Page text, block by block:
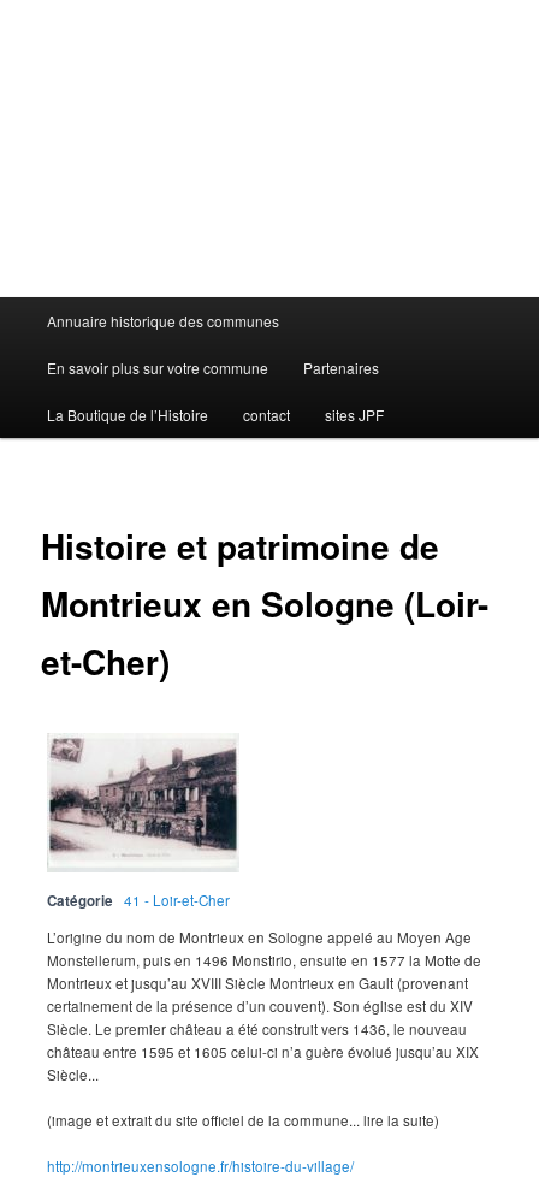
Menu
principal
Annuaire historique des communes
En savoir plus sur votre commune Partenaires
La Boutique de l’Histoire contact sites JPF
Histoire et patrimoine de
Montrieux en Sologne (Loir-
et-Cher)
Catégorie
41 - Loir-et-Cher
L’origine du nom de Montrieux en Sologne appelé au Moyen Age
Monstellerum, puis en 1496 Monstirio, ensuite en 1577 la Motte de
Montrieux et jusqu’au XVIII Siècle Montrieux en Gault (provenant
certainement de la présence d’un couvent). Son église est du XIV
Siècle. Le premier château a été construit vers 1436, le nouveau
château entre 1595 et 1605 celui-ci n’a guère évolué jusqu’au XIX
Siècle...
(image et extrait du site officiel de la commune... lire la suite)
http://montrieuxensologne.fr/histoire-du-village/